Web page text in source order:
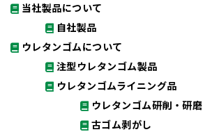
当社製品について
自社製品
ウレタンゴムについて
注型ウレタンゴム製品
ウレタンゴムライニング品
ウレタンゴム研削・研磨
古ゴム剥がし